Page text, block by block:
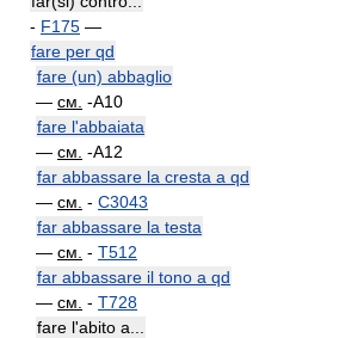
- F175 —
fare per qd
fare (un) abbaglio
— см. -A10
fare l'abbaiata
— см. -A12
far abbassare la cresta a qd
— см. - C3043
far abbassare la testa
— см. - T512
far abbassare il tono a qd
— см. - T728
fare l'abito a...